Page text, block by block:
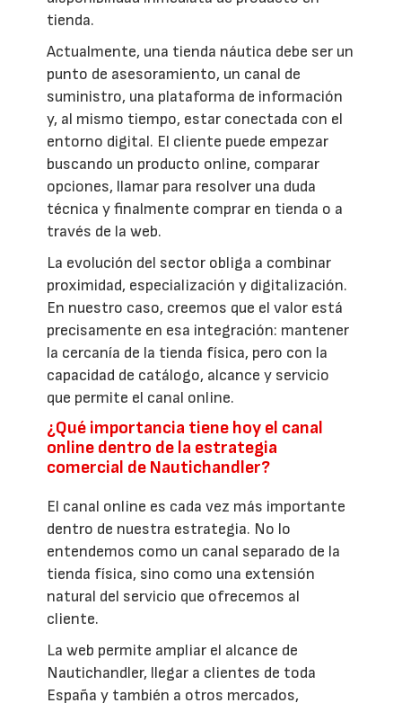
tienda.
Actualmente, una tienda náutica debe ser un
punto de asesoramiento, un canal de
suministro, una plataforma de información
y, al mismo tiempo, estar conectada con el
entorno digital. El cliente puede empezar
buscando un producto online, comparar
opciones, llamar para resolver una duda
técnica y finalmente comprar en tienda o a
través de la web.
La evolución del sector obliga a combinar
proximidad, especialización y digitalización.
En nuestro caso, creemos que el valor está
precisamente en esa integración: mantener
la cercanía de la tienda física, pero con la
capacidad de catálogo, alcance y servicio
que permite el canal online.
¿Qué importancia tiene hoy el canal
online dentro de la estrategia
comercial de Nautichandler?
El canal online es cada vez más importante
dentro de nuestra estrategia. No lo
entendemos como un canal separado de la
tienda física, sino como una extensión
natural del servicio que ofrecemos al
cliente.
La web permite ampliar el alcance de
Nautichandler, llegar a clientes de toda
España y también a otros mercados,